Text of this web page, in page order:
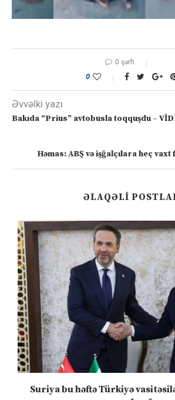
0 şərh
0
Əvvəlki yazı
Bakıda “Prius” avtobusla toqquşdu –
Həmas: ABŞ və işğalçılara heç
ƏLAQƏLI
Suriya bu həftə Türkiyə